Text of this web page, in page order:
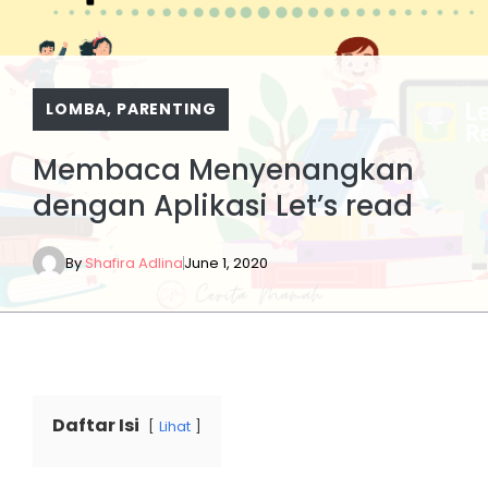
LOMBA, PARENTING
Membaca Menyenangkan
dengan Aplikasi Let’s read
ByShafira AdlinaJune 1, 2020
Daftar Isi Lihat